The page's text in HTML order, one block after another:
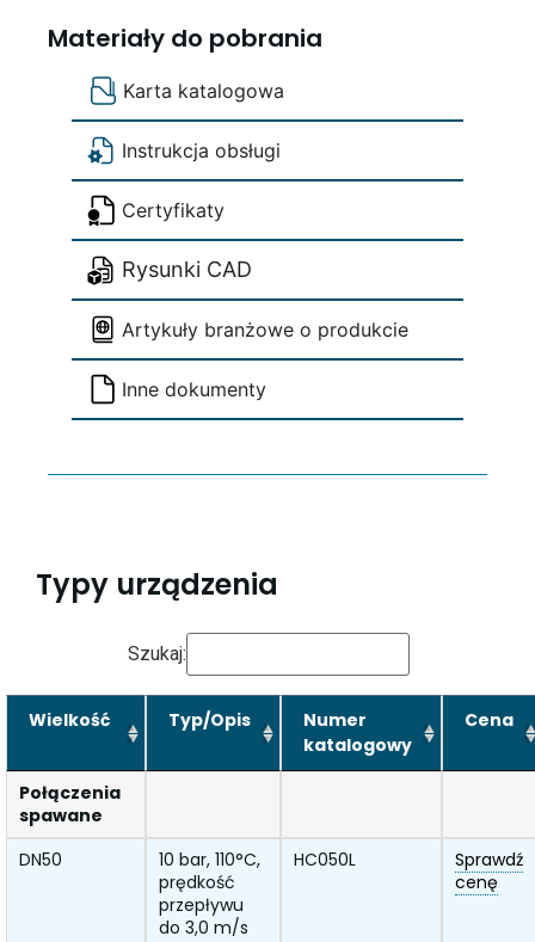
Materiały do pobrania
Karta katalogowa
Instrukcja obsługi
Certyfikaty
Rysunki CAD
Artykuły branżowe o produkcie
Inne dokumenty
Typy urządzenia
Szukaj:
Wielkość Typ/Opis
Numer
katalogowy
Cena
Połączenia
spawane
DN50
10 bar, 110°C,
prędkość
przepływu
do 3,0 m/s
HC050L
Sprawdź
cenę